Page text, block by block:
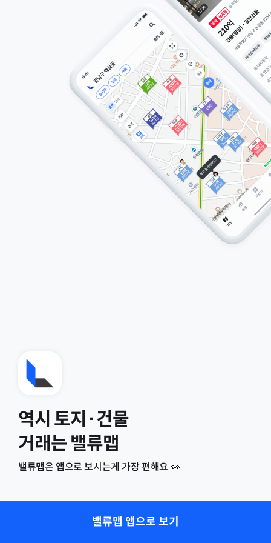
역시 토지·건물
거래는 밸류맵
밸류맵은 앱으로 보시는게 가장 편해요 👀
밸류맵 앱으로 보기